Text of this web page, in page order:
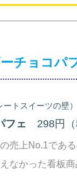
チョコパ
ートスイーツの壁）
フェ 298円（
売上No.1であ
なかった看板